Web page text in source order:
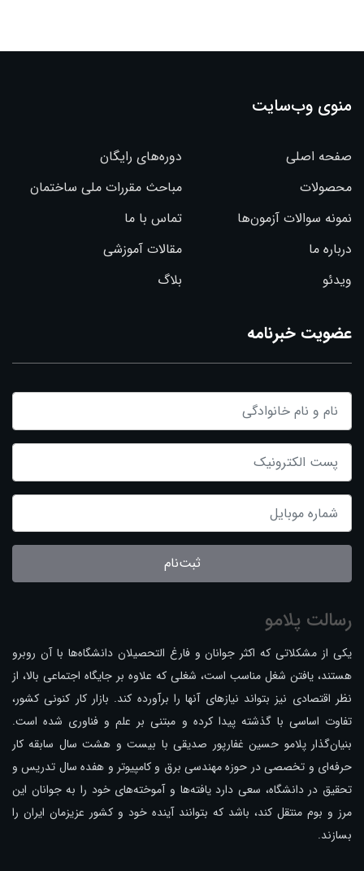
منوی وب‌سایت
صفحه اصلی
دوره‌های رایگان
محصولات
مباحث مقررات ملی ساختمان
نمونه سوالات آزمون‌ها
تماس با ما
درباره ما
مقالات آموزشی
ویدئو
بلاگ
عضویت خبرنامه
ثبت‌نام
رسالت پلامو
یکی از مشکلاتی که اکثر جوانان و فارغ التحصیلان دانشگاه‌ها با آن روبرو
هستند، یافتن شغل مناسب است، شغلی که علاوه بر جایگاه اجتماعی بالا، از
نظر اقتصادی نیز بتواند نیازهای آنها را برآورده کند. بازار کار کنونی کشور،
تفاوت اساسی با گذشته پیدا کرده و مبتنی بر علم و فناوری شده است.
بنیان‌گذار پلامو حسین غفارپور صدیقی با بیست و هشت سال سابقه کار
حرفه‌ای و تخصصی در حوزه مهندسی برق و کامپیوتر و هفده سال تدریس و
تحقیق در دانشگاه، سعی دارد یافته‌ها و آموخته‌های خود را به جوانان این
مرز و بوم منتقل کند، باشد که بتوانند آینده خود و کشور عزیزمان ایران را
بسازند.